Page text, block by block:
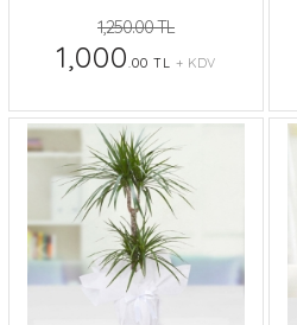
1,250.00 TL
1,000.00 TL+ KDV